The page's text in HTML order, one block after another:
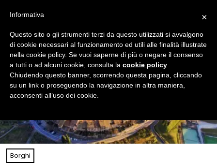
Borghi
×
Informativa
Questo sito o gli strumenti terzi da questo utilizzati si avvalgono
di cookie necessari al funzionamento ed utili alle finalità illustrate
nella cookie policy. Se vuoi saperne di più o negare il consenso
a tutti o ad alcuni cookie, consulta la cookie policy
Chiudendo questo banner, scorrendo questa pagina, cliccando
su un link o proseguendo la navigazione in altra maniera,
acconsenti all’uso dei cookie.